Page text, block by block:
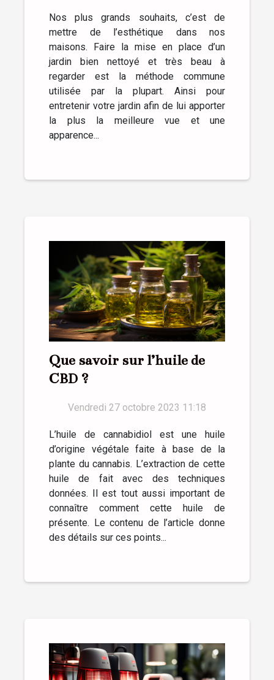
Nos plus grands souhaits, c’est de
mettre de l’esthétique dans nos
maisons. Faire la mise en place d’un
jardin bien nettoyé et très beau à
regarder est la méthode commune
utilisée par la plupart. Ainsi pour
entretenir votre jardin afin de lui apporter
la plus la meilleure vue et une
apparence...
Que savoir sur l’huile de
CBD ?
Vendredi 27 octobre 2023 11:18
L’huile de cannabidiol est une huile
d’origine végétale faite à base de la
plante du cannabis. L’extraction de cette
huile de fait avec des techniques
données. Il est tout aussi important de
connaître comment cette huile de
présente. Le contenu de l’article donne
des détails sur ces points...